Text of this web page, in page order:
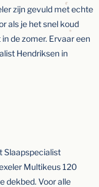
zijn gevuld met echte
als je het snel koud
de zomer. Ervaar een
Hendriksen in
Slaapspecialist
Multikeus 120
dekbed. Voor alle